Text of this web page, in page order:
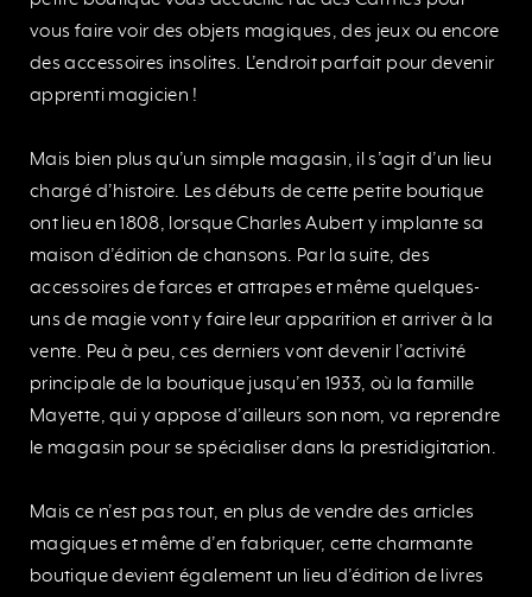
vous faire voir des objets magiques, des jeux ou encore
des accessoires insolites. L’endroit parfait pour devenir
apprenti magicien !
Mais bien plus qu’un simple magasin, il s’agit d’un lieu
chargé d’histoire. Les débuts de cette petite boutique
ont lieu en 1808, lorsque Charles Aubert y implante sa
maison d’édition de chansons. Par la suite, des
accessoires de farces et attrapes et même quelques-
uns de magie vont y faire leur apparition et arriver à la
vente. Peu à peu, ces derniers vont devenir l’activité
principale de la boutique jusqu’en 1933, où la famille
Mayette, qui y appose d’ailleurs son nom, va reprendre
le magasin pour se spécialiser dans la prestidigitation.
Mais ce n’est pas tout, en plus de vendre des articles
magiques et même d’en fabriquer, cette charmante
boutique devient également un lieu d’édition de livres